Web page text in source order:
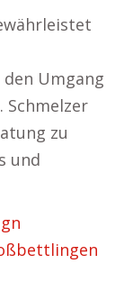
Umgang
zu
und